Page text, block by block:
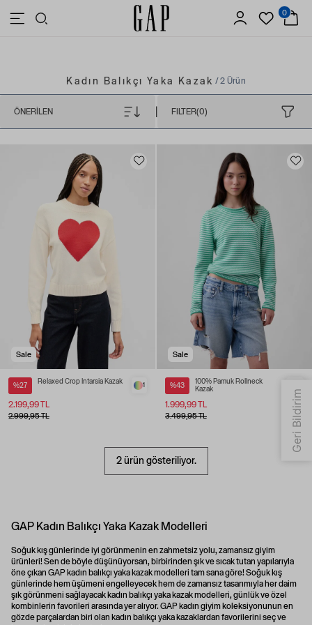
3.500 TL VE ÜZERİ ALIŞVERİŞLERDE ÜCRETSİZ KARGO 0
Kadın Balıkçı Yaka Kazak / 2 Ürün
FILTER(0)
ÖNERILEN
Sale
%27
Relaxed Crop Intarsia Kazak
2.199,99 TL
1
2.999,95 TL
Sale
%43
100% Pamuk Rollneck
Kazak
1.999,99 TL
3.499,95 TL
2 ürün gösteriliyor.
GAP Kadın Balıkçı Yaka Kazak Modelleri
Soğuk kış günlerinde iyi görünmenin en zahmetsiz yolu, zamansız giyim
ürünleri! Sen de böyle düşünüyorsan, birbirinden şık ve sıcak tutan yapılarıyla
öne çıkan GAP kadın balıkçı yaka kazak modelleri tam sana göre! Soğuk kış
günlerinde hem üşümeni engelleyecek hem de zamansız tasarımıyla her daim
şık görünmeni sağlayacak kadın balıkçı yaka kazak modelleri, günlük ve özel
kombinlerin favorileri arasında yer alıyor. GAP kadın giyim koleksiyonunun en
gözde parçalardan biri olan kadın balıkçı yaka kazaklardan favorilerini seç ve